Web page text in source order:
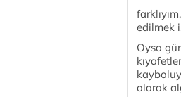
edilmek
Oysa
olarak